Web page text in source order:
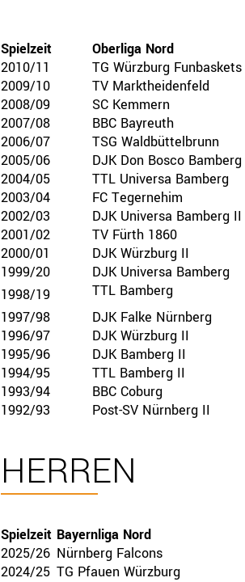
Spielzeit Oberliga Nord
2010/11
TG Würzburg Funbaskets
2009/10
TV Marktheidenfeld
2008/09
SC Kemmern
2007/08
BBC Bayreuth
2006/07
TSG Waldbüttelbrunn
2005/06
DJK Don Bosco Bamberg
2004/05
TTL Universa Bamberg
2003/04
FC Tegernehim
2002/03
DJK Universa Bamberg II
2001/02
TV Fürth 1860
2000/01
DJK Würzburg II
1999/20
DJK Universa Bamberg
1998/19
TTL Bamberg
1997/98
DJK Falke Nürnberg
1996/97
DJK Würzburg II
1995/96
DJK Bamberg II
1994/95
TTL Bamberg II
1993/94
BBC Coburg
1992/93
Post-SV Nürnberg II
HERREN
Spielzeit Bayernliga Nord
2025/26 Nürnberg Falcons
2024/25 TG Pfauen Würzburg
Ressorts
Sport
Jugend
Trainer
Schiedsrichter
Breitensport
Leistungssport
Rechtskammer